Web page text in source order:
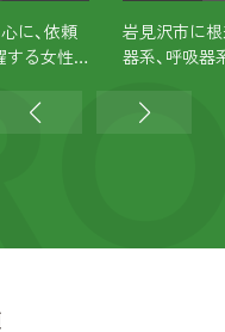
に、依頼
する女性
岩見沢市に
器系、呼吸